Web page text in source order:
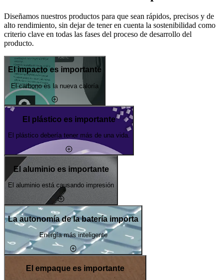
Diseñamos nuestros productos para que sean rápidos, precisos y de
alto rendimiento, sin dejar de tener en cuenta la sostenibilidad como
criterio clave en todas las fases del proceso de desarrollo del
producto.
El impacto es importante
El carbono es la nueva caloría
El plástico es importante
El plástico debería tener más de una vida.
El aluminio es importante
El aluminio está causando impresión
La autonomía de la batería importa
Energía más inteligente
El empaque es importante